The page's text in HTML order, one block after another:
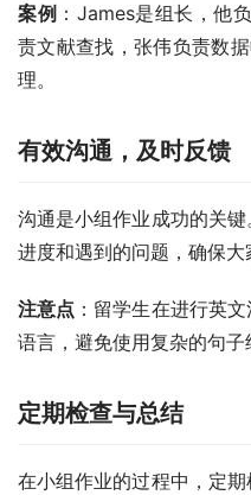
案例 ：James是组长，他
责文献查找，张伟负责数
理。
有效沟通，及时反馈
沟通是小组作业成功的关
进度和遇到的问题，确保大
注意点 ：留学生在进行英
语言，避免使用复杂的句子
定期检查与总结
在小组作业的过程中，定期